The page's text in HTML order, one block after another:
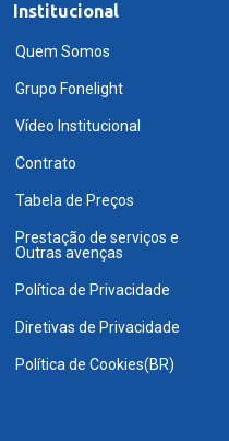
Institucional
Quem Somos
Grupo Fonelight
Vídeo Institucional
Contrato
Tabela de Preços
Prestação de serviços e
Outras avenças
Política de Privacidade
Diretivas de Privacidade
Política de Cookies(BR)